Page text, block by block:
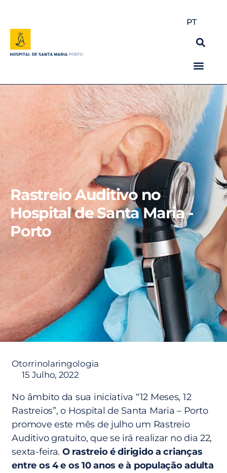
PT
Rastreio Auditivo no
Hospital de Santa Maria -
Porto
Otorrinolaringologia
15 Julho, 2022
No âmbito da sua iniciativa “12 Meses, 12
Rastreios”, o Hospital de Santa Maria – Porto
promove este mês de julho um Rastreio
Auditivo gratuito, que se irá realizar no dia 22,
sexta-feira. O rastreio é dirigido a crianças
entre os 4 e os 10 anos e à população adulta